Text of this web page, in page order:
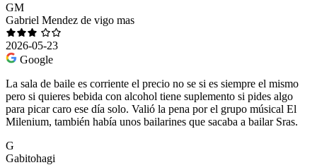
GM
Gabriel Mendez de vigo mas
2026-05-23
Google
La sala de baile es corriente el precio no se si es siempre el mismo
pero si quieres bebida con alcohol tiene suplemento si pides algo
para picar caro ese día solo. Valió la pena por el grupo músical El
Milenium, también había unos bailarines que sacaba a bailar Sras.
G
Gabitohagi